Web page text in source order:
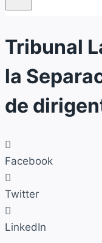
Tribunal
la
de
Facebook
Twitter
LinkedIn